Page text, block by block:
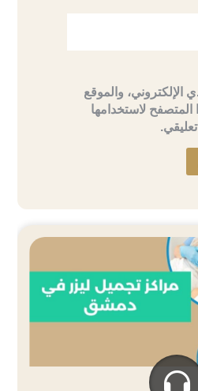
الإلكتروني، والموقع
المتصفح لاستخدامها